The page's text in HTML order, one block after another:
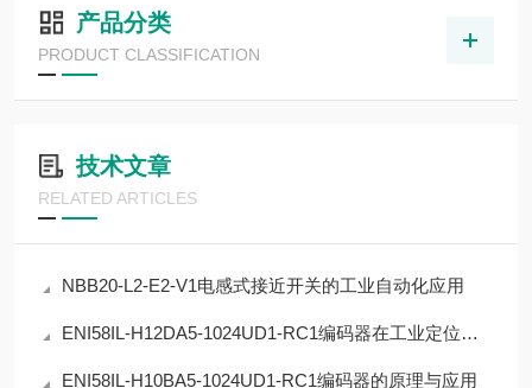
产品分类
PRODUCT CLASSIFICATION
技术文章
RELATED ARTICLES
NBB20-L2-E2-V1电感式接近开关的工业自动化应用
ENI58IL-H12DA5-1024UD1-RC1编码器在工业定位中的应用
ENI58IL-H10BA5-1024UD1-RC1编码器的原理与应用